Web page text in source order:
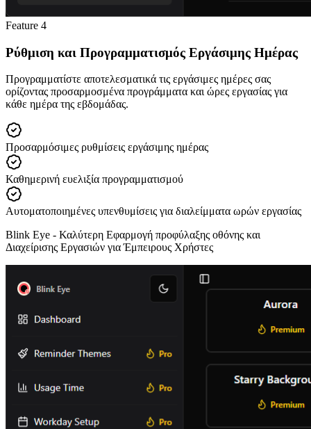
Feature 4
Ρύθμιση και Προγραμματισμός Εργάσιμης Ημέρας
Προγραμματίστε αποτελεσματικά τις εργάσιμες ημέρες σας
ορίζοντας προσαρμοσμένα προγράμματα και ώρες εργασίας για
κάθε ημέρα της εβδομάδας.
Προσαρμόσιμες ρυθμίσεις εργάσιμης ημέρας
Καθημερινή ευελιξία προγραμματισμού
Αυτοματοποιημένες υπενθυμίσεις για διαλείμματα ωρών εργασίας
Blink Eye - Καλύτερη Εφαρμογή προφύλαξης οθόνης και
Διαχείρισης Εργασιών για Έμπειρους Χρήστες